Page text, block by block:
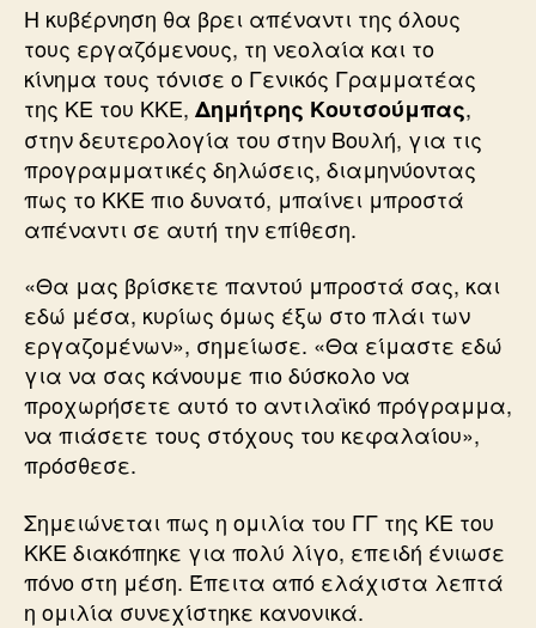
Η κυβέρνηση θα βρει απέναντι της όλους
τους εργαζόμενους, τη νεολαία και το
κίνημα τους τόνισε ο Γενικός Γραμματέας
της ΚΕ του ΚΚΕ, Δημήτρης Κουτσούμπας,
στην δευτερολογία του στην Βουλή, για τις
προγραμματικές δηλώσεις, διαμηνύοντας
πως το ΚΚΕ πιο δυνατό, μπαίνει μπροστά
απέναντι σε αυτή την επίθεση.
«Θα μας βρίσκετε παντού μπροστά σας, και
εδώ μέσα, κυρίως όμως έξω στο πλάι των
εργαζομένων», σημείωσε. «Θα είμαστε εδώ
για να σας κάνουμε πιο δύσκολο να
προχωρήσετε αυτό το αντιλαϊκό πρόγραμμα,
να πιάσετε τους στόχους του κεφαλαίου»,
πρόσθεσε.
Σημειώνεται πως η ομιλία του ΓΓ της ΚΕ του
ΚΚΕ διακόπηκε για πολύ λίγο, επειδή ένιωσε
πόνο στη μέση. Έπειτα από ελάχιστα λεπτά
η ομιλία συνεχίστηκε κανονικά.